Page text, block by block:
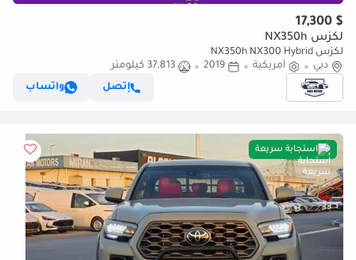
$ 17,300
لكزس NX350h
لكزس NX350h NX300 Hybrid
دبي
أمريكية 2019
37,813 كيلومتر
إتصل
واتساب
استجابة سريعة